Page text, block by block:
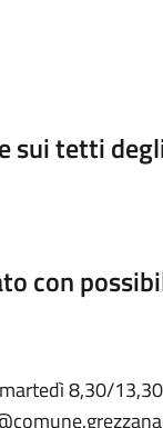
sui tetti
con
martedì 8,30/